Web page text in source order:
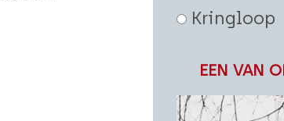
Kringloop
EEN VAN